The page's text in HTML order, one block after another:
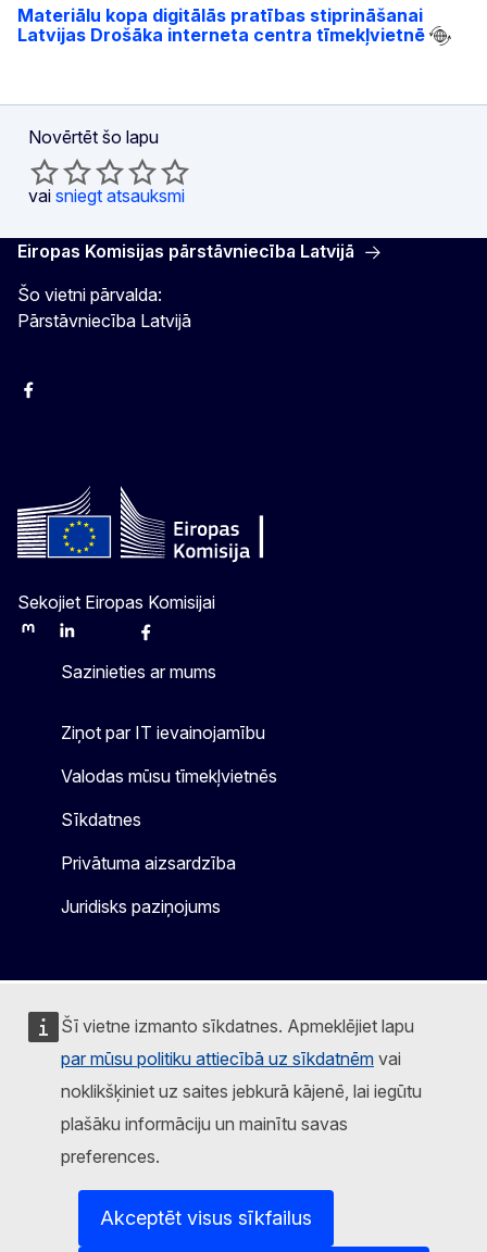
Šī vietne izmanto sīkdatnes. Apmeklējiet lapu
par mūsu politiku attiecībā uz sīkdatnēm vai
noklikšķiniet uz saites jebkurā kājenē, lai iegūtu
plašāku informāciju un mainītu savas
preferences.
Akceptēt visus sīkfailus
Materiālu kopa digitālās pratības stiprināšanai
Latvijas Drošāka interneta centra tīmekļvietnē
Novērtēt šo lapu
vai sniegt atsauksmi
Eiropas Komisijas pārstāvniecība Latvijā
Šo vietni pārvalda:
Pārstāvniecība Latvijā
Facebook
Sekojiet Eiropas Komisijai
MastodonLinkedInBlueskyFacebook
Sazinieties ar mums
Ziņot par IT ievainojamību
Valodas mūsu tīmekļvietnēs
Sīkdatnes
Privātuma aizsardzība
Juridisks paziņojums